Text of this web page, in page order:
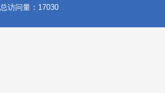
总访问量： 17030